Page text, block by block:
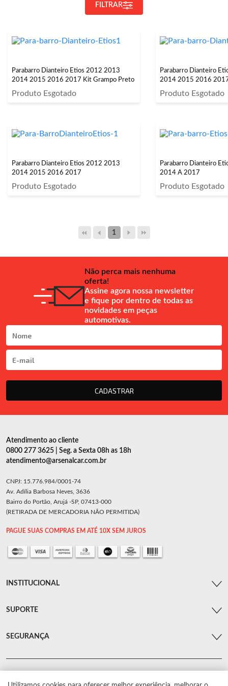
FILTRAR
Parabarro Dianteiro Etios 2012 2013
2014 2015 2016 2017 Kit Grampo Preto
Produto Esgotado
Parabarro Dianteiro
2014 2015 2016
Produto Esgotado
Parabarro Dianteiro Etios 2012 2013
2014 2015 2016 2017
Produto Esgotado
Parabarro Dianteiro
2014 A 2017
Produto Esgotado
1
Não perca mais nenhuma
oferta!
Assine agora nossa newsletter
e fique por dentro de todas as
novidades em peças
automotivas.
CADASTRAR
Atendimento ao cliente
0800 277 3625 | Seg. a Sexta 08h as 18h
atendimento@arsenalcar.com.br
CNPJ: 15.776.984/0001-74
Av. Adília Barbosa Neves, 3636
Bairro do Portão, Arujá -SP, 07413-000
(RETIRADA DE MERCADORIA NÃO PERMITIDA)
PAGUE SUAS COMPRAS EM ATÉ 10X SEM JUROS
INSTITUCIONAL
SUPORTE
SEGURANÇA